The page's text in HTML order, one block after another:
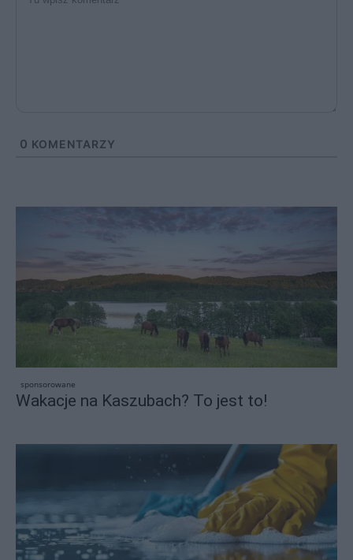
0 KOMENTARZY
sponsorowane
Wakacje na Kaszubach? To jest to!